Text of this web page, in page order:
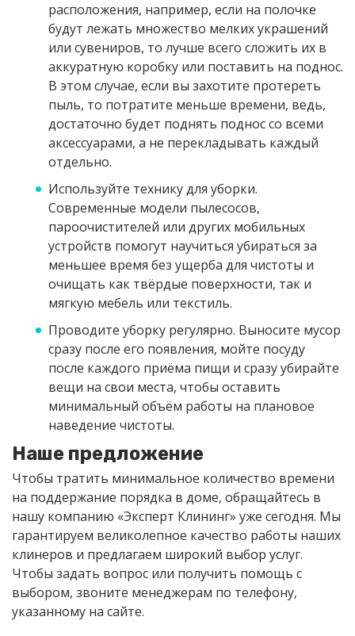
расположения, например, если на полочке
будут лежать множество мелких украшений
или сувениров, то лучше всего сложить их в
аккуратную коробку или поставить на поднос.
В этом случае, если вы захотите протереть
пыль, то потратите меньше времени, ведь,
достаточно будет поднять поднос со всеми
аксессуарами, а не перекладывать каждый
отдельно.
Используйте технику для уборки.
Современные модели пылесосов,
пароочистителей или других мобильных
устройств помогут научиться убираться за
меньшее время без ущерба для чистоты и
очищать как твёрдые поверхности, так и
мягкую мебель или текстиль.
Проводите уборку регулярно. Выносите мусор
сразу после его появления, мойте посуду
после каждого приёма пищи и сразу убирайте
вещи на свои места, чтобы оставить
минимальный объём работы на плановое
наведение чистоты.
Наше предложение
Чтобы тратить минимальное количество времени
на поддержание порядка в доме, обращайтесь в
нашу компанию «Эксперт Клининг» уже сегодня. Мы
гарантируем великолепное качество работы наших
клинеров и предлагаем широкий выбор услуг.
Чтобы задать вопрос или получить помощь с
выбором, звоните менеджерам по телефону,
указанному на сайте.